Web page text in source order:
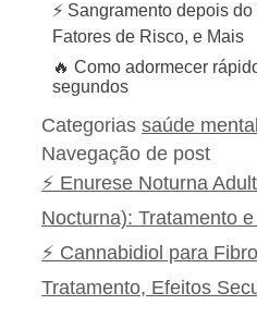
⚡ Sangramento depois
Fatores de Risco, e Mais
🔥 Como adormecer
segundos
Categorias saúde mental
Navegação de post
⚡ Enurese Noturna
Nocturna): Tratamento
⚡ Cannabidiol para
Tratamento, Efeitos